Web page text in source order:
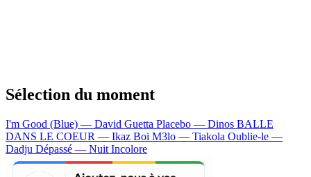
Sélection du moment
I'm Good (Blue) — David Guetta Placebo — Dinos BALLE
DANS LE COEUR — Ikaz Boi M3lo — Tiakola Oublie-le —
Dadju Dépassé — Nuit Incolore